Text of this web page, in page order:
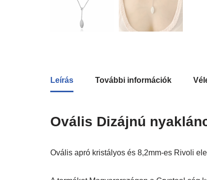
Leírás További információk
Ovális Dizájnú
Ovális apró kristályos és 8,2mm-es Rivoli